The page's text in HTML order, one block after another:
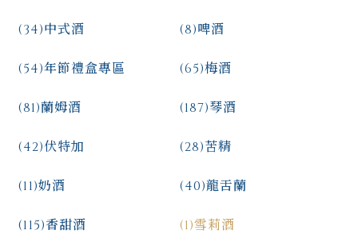
中式酒
(34) 啤酒
(8)
年節禮盒專區
(54) 梅酒
(65)
蘭姆酒
(81) 琴酒
(187)
伏特加
(42) 苦精
(28)
奶酒
(11) 龍舌蘭
(40)
香甜酒
(115) 雪莉酒
(1)